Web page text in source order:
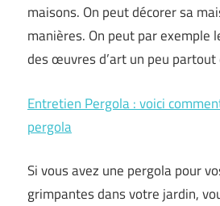
maisons. On peut décorer sa
manières. On peut par exemple
des œuvres d’art un peu
Entretien Pergola : voici
pergola
Si vous avez une pergola pour
grimpantes dans votre jardin,